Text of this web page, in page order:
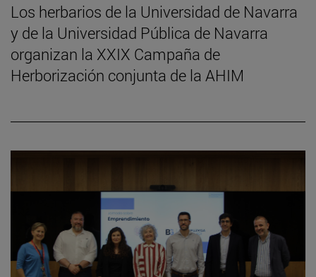
Los herbarios de la Universidad de Navarra
y de la Universidad Pública de Navarra
organizan la XXIX Campaña de
Herborización conjunta de la AHIM